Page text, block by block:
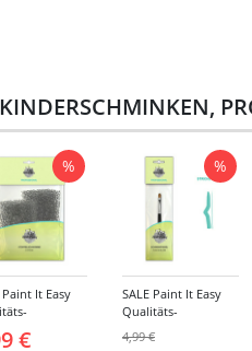
%
Paint It Easy
2
€
%
SALE Paint It Easy
Qualitäts-
klein, für Gesicht
4,99 €